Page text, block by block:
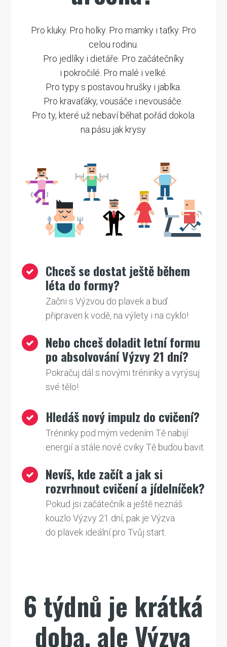
Pro kluky. Pro holky. Pro mamky i taťky. Pro
celou rodinu.
Pro jedlíky i dietáře. Pro začátečníky
i pokročilé. Pro malé i velké.
Pro typy s postavou hrušky i jablka.
Pro kravaťáky, vousáče i nevousáče.
Pro ty, které už nebaví běhat pořád dokola
na pásu jak krysy
Chceš se dostat ještě během
léta do formy?
Začni s Výzvou do plavek a buď
připraven k vodě, na výlety i na cyklo!
Nebo chceš doladit letní formu
po absolvování Výzvy 21 dní?
Pokračuj dál s novými tréninky a vyrýsuj
své tělo!
Hledáš nový impulz do cvičení?
Tréninky pod mým vedením Tě nabijí
energií a stále nové cviky Tě budou bavit.
Nevíš, kde začít a jak si
rozvrhnout cvičení a jídelníček?
Pokud jsi začátečník a ještě neznáš
kouzlo Výzvy 21 dní, pak je Výzva
do plavek ideální pro Tvůj start.
6 týdnů je krátká
doba, ale Výzva